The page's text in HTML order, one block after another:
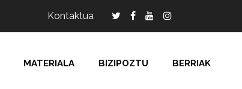
Kontaktua
MATERIALA BIZIPOZTU BERRIAK